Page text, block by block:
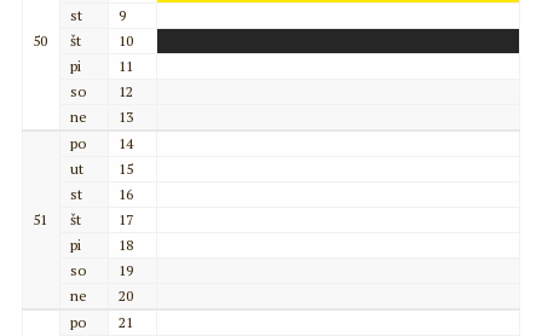
50
st
9
št
10
pi
11
so
12
ne
13
51
po
14
ut
15
st
16
št
17
pi
18
so
19
ne
20
po
21